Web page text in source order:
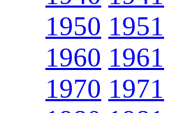
1950 1951
1960 1961
1970 1971